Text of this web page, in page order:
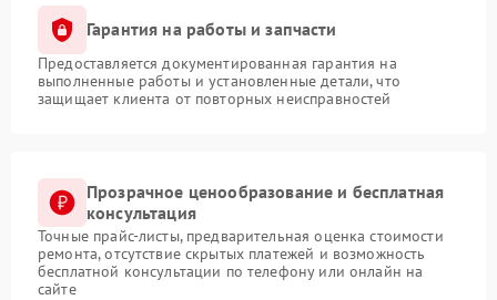
Гарантия на работы и запчасти
Предоставляется документированная гарантия на
выполненные работы и установленные детали, что
защищает клиента от повторных неисправностей
Прозрачное ценообразование и бесплатная
консультация
Точные прайс-листы, предварительная оценка стоимости
ремонта, отсутствие скрытых платежей и возможность
бесплатной консультации по телефону или онлайн на
сайте